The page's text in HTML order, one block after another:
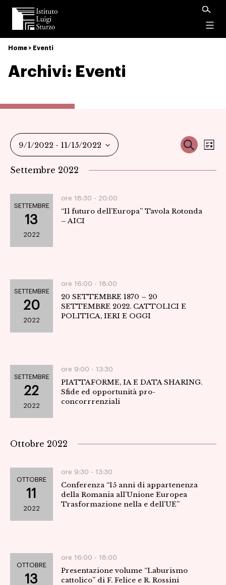
Istituto
Luigi
Sturzo
Home > Eventi
Archivi: Eventi
Cerca
9/1/2022 - 11/15/2022
la
Settembre 2022
SETTEMBRE
13
2022
ore 18:30 - 20:00
“Il futuro dell’Europa” Tavola Rotonda
– AICI
SETTEMBRE
20
2022
ore 16:00 - 18:00
20 SETTEMBRE 1870 – 20
SETTEMBRE 2022. CATTOLICI E
POLITICA, IERI E OGGI
SETTEMBRE
22
2022
ore 9:00 - 13:30
PIATTAFORME, IA E DATA SHARING.
Sfide ed opportunità pro-
concorrrenziali
Ottobre 2022
OTTOBRE
11
2022
ore 9:30 - 13:30
Conferenza “15 anni di appartenenza
della Romania all’Unione Europea
Trasformazione nella e dell’UE”
OTTOBRE
13
ore 16:00 - 18:00
Presentazione volume “Laburismo
cattolico” di F. Felice e R. Rossini